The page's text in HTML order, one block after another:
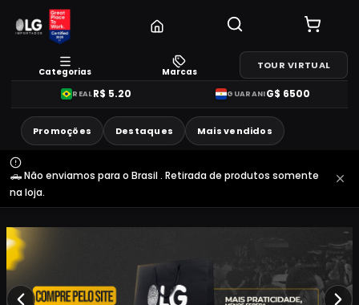
Categorias Marcas
TOUR VIRTUAL
REALR$ 5.20 GUARANIG$ 6500
Promoções Destaques Mais vendidos
🛻 Não enviamos para o Brasil . Retirada de produtos somente
na loja.